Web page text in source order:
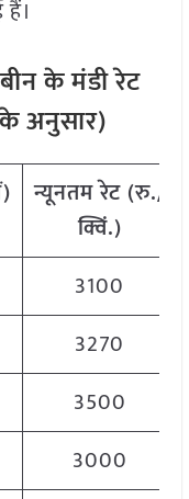
केमंडीरेट
अनुसार)
) न्यूनतमरेट(रु./
क्विं.)
3100
3270
3500
3000